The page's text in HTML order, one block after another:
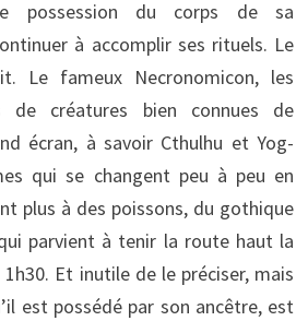
possession du corps de sa
à accomplir ses rituels. Le
Le fameux Necronomicon, les
de créatures bien connues de
écran, à savoir Cthulhu et Yog-
qui se changent peu à peu en
plus à des poissons, du gothique
parvient à tenir la route haut la
Et inutile de le préciser, mais
est possédé par son ancêtre, est